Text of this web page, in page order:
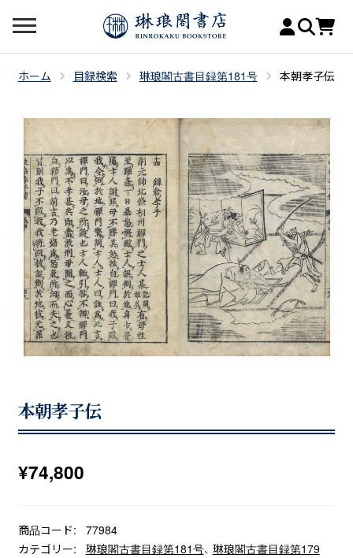
ホーム 目録検索 琳琅閣古書目録第181号 本朝孝子伝
本朝孝子伝
¥74,800
商品コード:
77984
カテゴリー:
琳琅閣古書目録第181号、 琳琅閣古書目録第179